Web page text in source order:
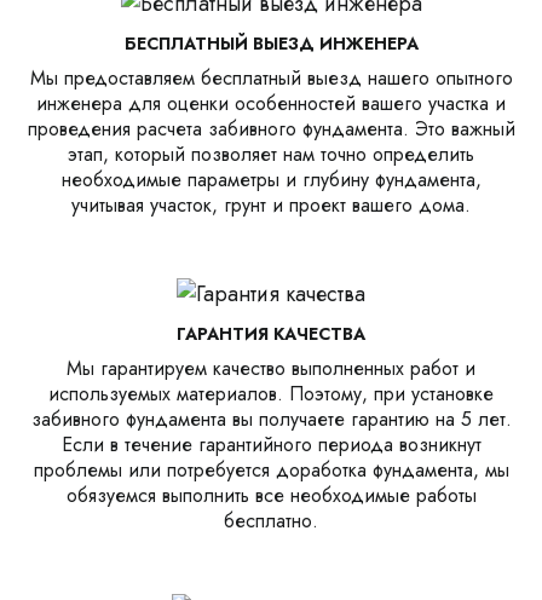
БЕСПЛАТНЫЙ ВЫЕЗД ИНЖЕНЕРА
Мы предоставляем бесплатный выезд нашего опытного
инженера для оценки особенностей вашего участка и
проведения расчета забивного фундамента. Это важный
этап, который позволяет нам точно определить
необходимые параметры и глубину фундамента,
учитывая участок, грунт и проект вашего дома.
ГАРАНТИЯ КАЧЕСТВА
Мы гарантируем качество выполненных работ и
используемых материалов. Поэтому, при установке
забивного фундамента вы получаете гарантию на 5 лет.
Если в течение гарантийного периода возникнут
проблемы или потребуется доработка фундамента, мы
обязуемся выполнить все необходимые работы
бесплатно.